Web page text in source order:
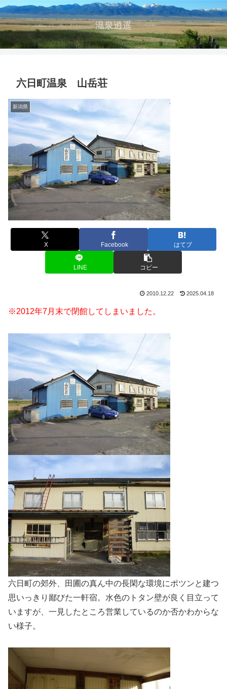
温泉逍遥
六日町温泉 山岳荘
新潟県
X Facebook はてブ
LINE コピー
2010.12.22 2025.04.18
※2012年7月末で閉館してしまいました。
六日町の郊外、田圃の真ん中の長閑な環境にポツンと建つ
思いっきり鄙びた一軒宿。水色のトタン壁が良く目立って
いますが、一見したところ営業しているのか否かわからな
い様子。